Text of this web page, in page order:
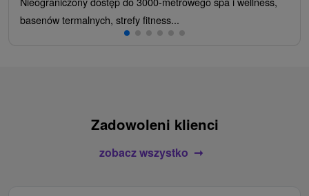
basenów termalnych, strefy fitness...
Zadowoleni klienci
zobacz wszystko